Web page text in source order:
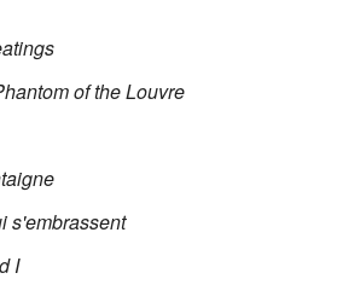
of the Louvre
s'embrassent
I